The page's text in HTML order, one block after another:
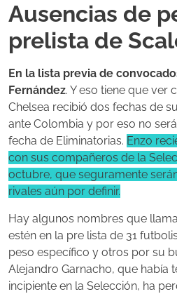
Ausencias de
prelista de
En la lista previa de
Fernández. Y eso tiene que ver
Chelsea recibió dos fechas de
ante Colombia y por eso no
fecha de Eliminatorias. Enzo
con sus compañeros de la
octubre, que seguramente
rivales aún por definir.
Hay algunos nombres que
estén en la pre lista de 31
peso específico y otros por su
Alejandro Garnacho, que había
incipiente en la Selección, ha